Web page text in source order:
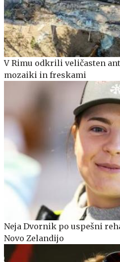
V Rimu odkrili veličasten
mozaiki in freskami
Neja Dvornik po uspešni
Novo Zelandijo